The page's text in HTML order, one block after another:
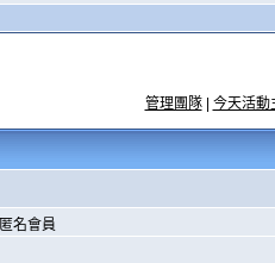
管理團隊| 今天活動
名會員